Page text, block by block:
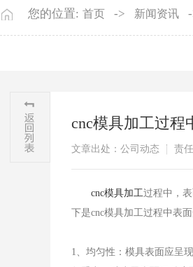
您的位置: 首页 -> 新闻资讯
cnc模具加工过程
文章出处：公司动态 责
​cnc模具加工过程中，
下是cnc模具加工过程中表
1、均匀性：模具表面应呈